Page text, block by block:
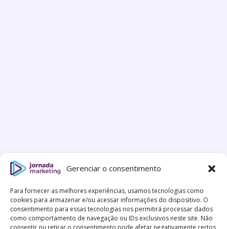
Gerenciar o consentimento
Para fornecer as melhores experiências, usamos tecnologias como
cookies para armazenar e/ou acessar informações do dispositivo. O
consentimento para essas tecnologias nos permitirá processar dados
como comportamento de navegação ou IDs exclusivos neste site. Não
consentir ou retirar o consentimento pode afetar negativamente certos